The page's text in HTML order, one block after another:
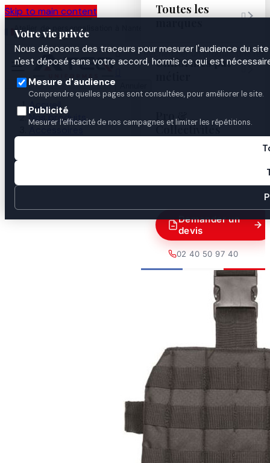
Skip to main content
Votre vie privée
Nous déposons des traceurs pour mesurer l'audience du
n'est déposé sans votre accord, hormis ce qui est
Mesure d'audience
Comprendre quelles pages sont consultées, pour améliorer le site.
Publicité
Mesurer l'efficacité de nos campagnes et limiter les répétitions.
Atelier de personnalisation à Nantes
depuis 2003

Toutes les
marques

Uniformes par
Pro &
Collectivités
Demander un
devis
02 40 50 97 40
Accueil
Nos produits